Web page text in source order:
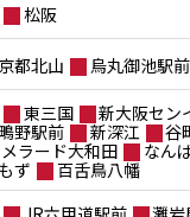
松阪
京都北山 烏丸御池駅前
東三国 新大阪セン
野駅前 新深江 谷
メラード大和田 なん
ず 百舌鳥八幡